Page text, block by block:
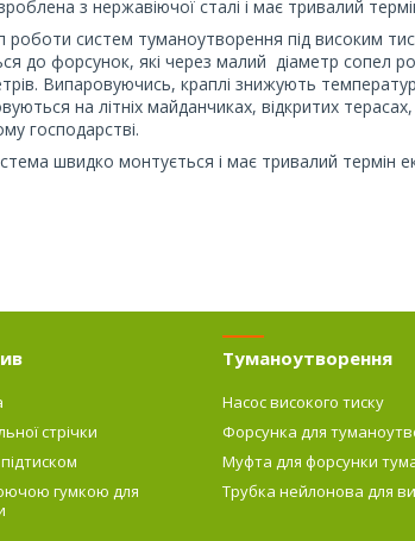
з нержавіючої сталі і має тривалий
роботи систем туманоутворення під високим
до форсунок, які через малий діаметр сопел
Випаровуючись, краплі знижують
на літніх майданчиках, відкритих
господарстві.
швидко монтується і має тривалий термін
стрічки
гумкою для
Туманоутворення
Насос високого тиску
Форсунка для
Муфта для форсунки
Трубка нейлонова для